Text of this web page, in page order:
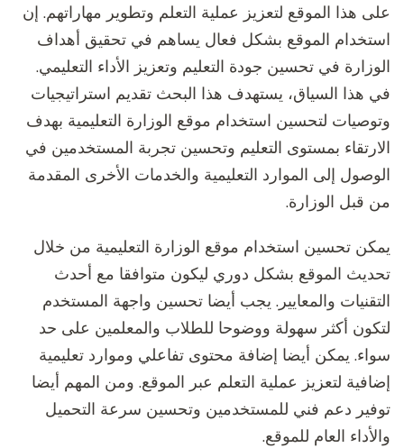
على هذا الموقع لتعزيز عملية التعلم وتطوير مهاراتهم. إن
استخدام الموقع بشكل فعال يساهم في تحقيق أهداف
الوزارة في تحسين جودة التعليم وتعزيز الأداء التعليمي.
في هذا السياق، يستهدف هذا البحث تقديم استراتيجيات
وتوصيات لتحسين استخدام موقع الوزارة التعليمية بهدف
الارتقاء بمستوى التعليم وتحسين تجربة المستخدمين في
الوصول إلى الموارد التعليمية والخدمات الأخرى المقدمة
من قبل الوزارة.
يمكن تحسين استخدام موقع الوزارة التعليمية من خلال
تحديث الموقع بشكل دوري ليكون متوافقا مع أحدث
التقنيات والمعايير. يجب أيضا تحسين واجهة المستخدم
لتكون أكثر سهولة ووضوحا للطلاب والمعلمين على حد
سواء. يمكن أيضا إضافة محتوى تفاعلي وموارد تعليمية
إضافية لتعزيز عملية التعلم عبر الموقع. ومن المهم أيضا
توفير دعم فني للمستخدمين وتحسين سرعة التحميل
والأداء العام للموقع.